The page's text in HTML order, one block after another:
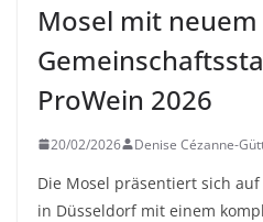
Mosel mit neuem
ProWein 2026
20/02/2026 Denise Cézanne-
Die Mosel präsentiert sich
in Düsseldorf mit einem